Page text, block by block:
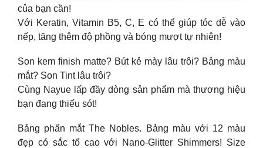
của bạn cần!
Với Keratin, Vitamin B5, C, E có thể giúp tóc dễ vào
nếp, tăng thêm độ phồng và bóng mượt tự nhiên!
Son kem finish matte? Bút kẻ mày lâu trôi? Bảng màu
mắt? Son Tint lâu trôi?
Cùng Nayue lấp đầy dòng sản phẩm mà thương hiệu
bạn đang thiếu sót!
Bảng phấn mắt The Nobles. Bảng màu với 12 màu
đẹp có sắc tố cao với Nano-Glitter Shimmers! Size